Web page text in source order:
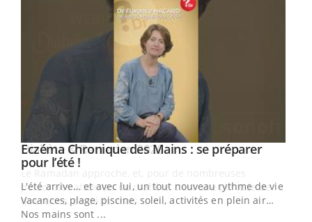
Youtube
Eczéma Chronique des Mains : se préparer
pour l’été !Youtube
L'été arrive… et avec lui, un tout nouveau rythme de vie !
Vacances, plage, piscine, soleil, activités en plein air…
Nos mains sont ...
Youtube
Diabète & Ramadan 2026Youtube
Le Ramadan approche, et, pour de nombreuses
personnes atteintes de diabète, c'est une période de
questions, de défis, mais ...